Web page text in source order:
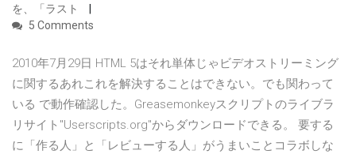
を、「ラスト
5 Comments
2010年7月29日 HTML 5はそれ単体じゃビデオストリーミング
に関するあれこれを解決することはできない。でも関わって
いる で動作確認した。Greasemonkeyスクリプトのライブラ
リサイト"Userscripts.org"からダウンロードできる。 要する
に「作る人」と「レビューする人」がうまいことコラボしな